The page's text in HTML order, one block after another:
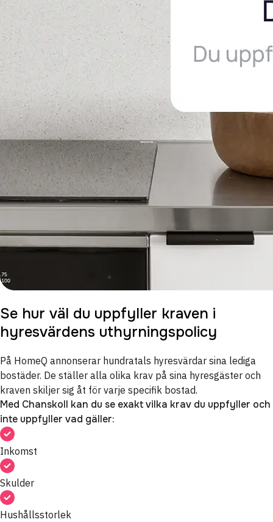
Se hur väl du uppfyller kraven i
hyresvärdens uthyrningspolicy
På HomeQ annonserar hundratals hyresvärdar sina lediga
bostäder. De ställer alla olika krav på sina hyresgäster och
kraven skiljer sig åt för varje specifik bostad.
Med Chanskoll kan du se exakt vilka krav du uppfyller och
inte uppfyller vad gäller:
Inkomst
Skulder
Hushållsstorlek